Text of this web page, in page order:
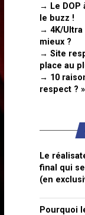
→ Le DOP
le buzz !
→ 4K/Ultra
mieux ?
→ Site
place au
→ 10
respect ? »
Le
final qui
(en
Pourquoi